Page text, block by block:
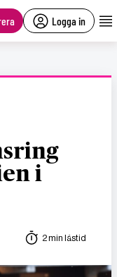
Logga in
i
2 min lästid